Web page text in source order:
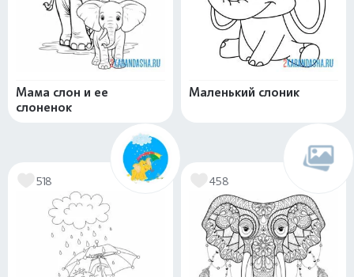
Мама слон и ее
слоненок
Маленький слоник
518 458